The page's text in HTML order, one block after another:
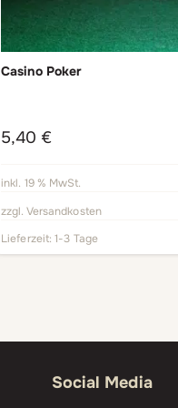
Casino Poker
5,40 €
inkl. 19 % MwSt.
zzgl. Versandkosten
Lieferzeit:1-3 Tage
Social Media